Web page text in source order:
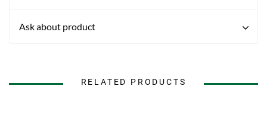
Ask about product
RELATED PRODUCTS